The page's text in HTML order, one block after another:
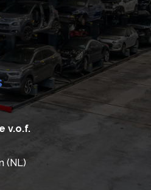
v.o.f.
(NL)